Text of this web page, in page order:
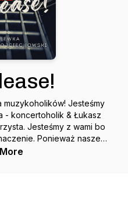
muzykoholików! Jesteśmy
- koncertoholik & Łukasz
Jesteśmy z wami bo
Ponieważ nasze
muzyki, postanowiliśmy